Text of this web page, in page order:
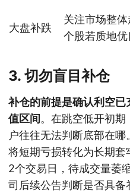
大盘补跌
关注市场整体
个股若质地
3. 切勿盲目补仓
补仓的前提是确认利空
值区间。在跳空低开初
户往往无法判断底部在
将短期亏损转化为长期
2个交易日，待成交量萎
司后续公告判断是否具备